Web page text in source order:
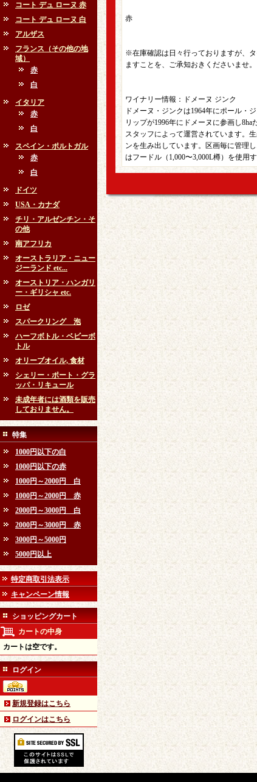
コート デュ ローヌ 赤
コート デュ ローヌ 白
アルザス
フランス（その他の地
域）
赤
白
イタリア
赤
白
スペイン・ポルトガル
赤
白
ドイツ
USA・カナダ
チリ・アルゼンチン・そ
の他
南アフリカ
オーストラリア・ニュー
ジーランド etc...
オーストリア・ハンガリ
ー・ギリシャ etc.
ロゼ
スパークリング 泡
ハーフボトル・ベビーボ
トル
オリーブオイル, 食材
シェリー・ポート・グラ
ッパ・リキュール
未成年者には酒類を販売
しておりません。
特集
1000円以下の白
1000円以下の赤
1000円～2000円 白
1000円～2000円 赤
2000円～3000円 白
2000円～3000円 赤
3000円～5000円
5000円以上
特定商取引法表示
キャンペーン情報
ショッピングカート
カートの中身
カートは空です。
ログイン
新規登録はこちら
ログインはこちら
赤
※在庫確認は日々行っておりますが、
ますことを、ご承知おきくださいませ。
ワイナリー情報：ドメーヌ ジンク
ドメーヌ・ジンクは1964年にポール・
リップが1996年にドメーヌに参画し
スタッフによって運営されています。
ンを生み出しています。区画毎に管理
はフードル（1,000〜3,000L樽）を使用